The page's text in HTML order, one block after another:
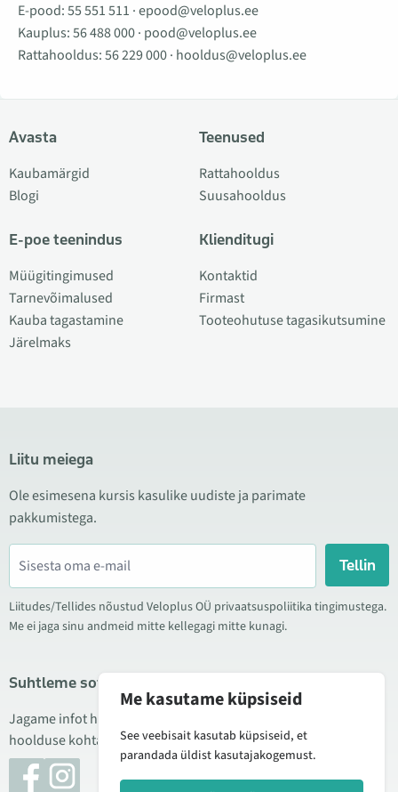
E-pood:55 551 511 ·epood@veloplus.ee
Kauplus:56 488 000· pood@veloplus.ee
Rattahooldus:56 229 000· hooldus@veloplus.ee
Avasta
Kaubamärgid
Blogi
E-poe teenindus
Müügitingimused
Tarnevõimalused
Kauba tagastamine
Järelmaks
Teenused
Rattahooldus
Suusahooldus
Klienditugi
Kontaktid
Firmast
Tooteohutuse tagasikutsumine
Liitu meiega
Ole esimesena kursis kasulike uudiste ja parimate
pakkumistega.
Tellin
Liitudes/Tellides nõustud Veloplus OÜ privaatsuspoliitika tingimustega.
Me ei jaga sinu andmeid mitte kellegagi mitte kunagi.
Suhtleme sotsiaalmeedias
Jagame infot hea hinna kampaaniate, uute toodete ning
hoolduse kohta. Mõnikord teeme ka tooteülevaateid.
Me kasutame küpsiseid
See veebisait kasutab küpsiseid, et
parandada üldist kasutajakogemust.